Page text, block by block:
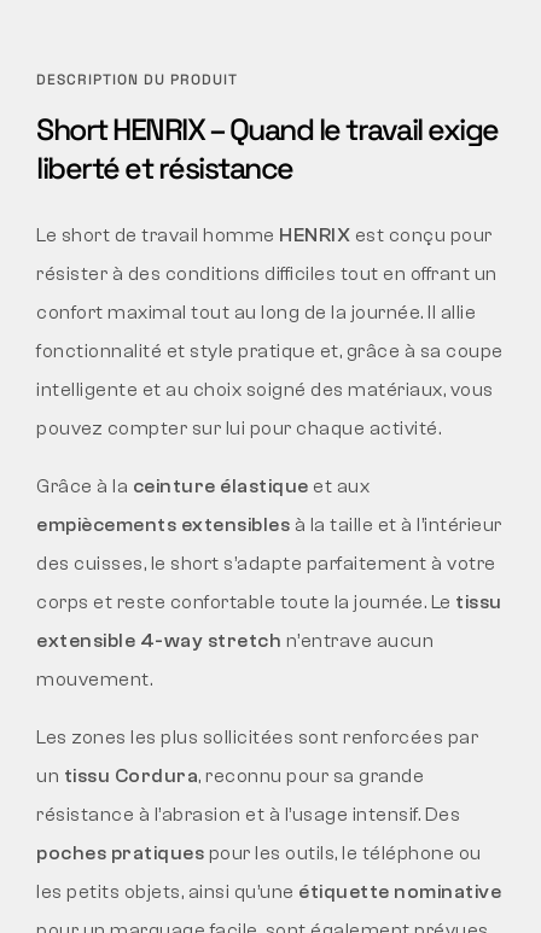
DESCRIPTION DU PRODUIT
Short HENRIX – Quand le travail exige
liberté et résistance
Le short de travail homme HENRIX est conçu pour
résister à des conditions difficiles tout en offrant un
confort maximal tout au long de la journée. Il allie
fonctionnalité et style pratique et, grâce à sa coupe
intelligente et au choix soigné des matériaux, vous
pouvez compter sur lui pour chaque activité.
Grâce à la ceinture élastique et aux
empiècements extensibles à la taille et à l’intérieur
des cuisses, le short s’adapte parfaitement à votre
corps et reste confortable toute la journée. Le tissu
extensible 4-way stretch n’entrave aucun
mouvement.
Les zones les plus sollicitées sont renforcées par
un tissu Cordura, reconnu pour sa grande
résistance à l’abrasion et à l’usage intensif. Des
poches pratiques pour les outils, le téléphone ou
les petits objets, ainsi qu’une étiquette nominative